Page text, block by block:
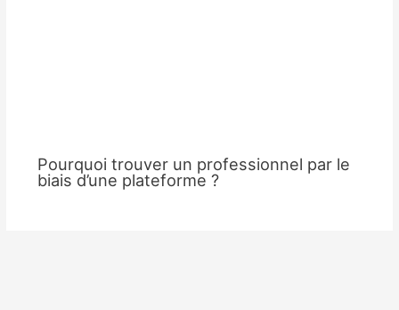
Pourquoi trouver un professionnel par le
biais d’une plateforme ?